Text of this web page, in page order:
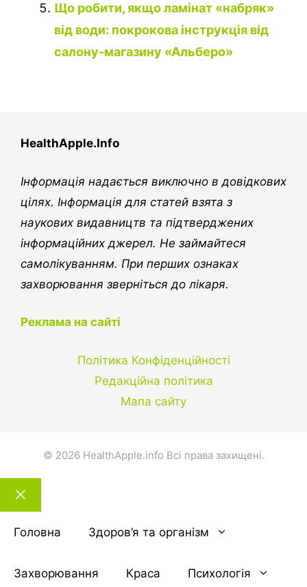
Що робити, якщо ламінат «набряк»
від води: покрокова інструкція від
салону-магазину «Альберо»
HealthApple.Info
Інформація надається виключно в довідкових
цілях. Інформація для статей взята з
наукових видавництв та підтверджених
інформаційних джерел. Не займайтеся
самолікуванням. При перших ознаках
захворювання зверніться до лікаря.
Реклама на сайті
Політика Конфіденційності
Редакційна політика
Мапа сайту
© 2026 HealthApple.info Всі права захищені.
Закрити
тему
Головна Здоров’я та організм
Захворювання Краса Психологія